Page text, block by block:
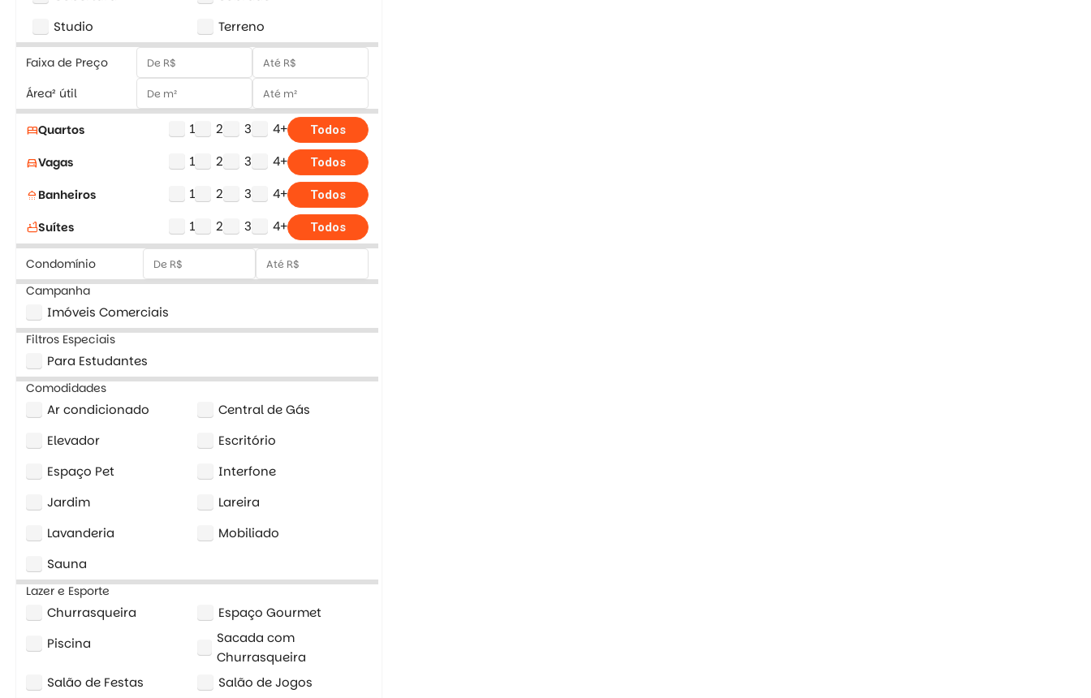
Studio
Terreno
Faixa de Preço
Área² útil
bedQuartos 1 2 3 4+ Todos
directions_carVagas 1 2 3 4+ Todos
shower Banheiros 1 2 3 4+ Todos
bathtubSuítes 1 2 3 4+ Todos
Condomínio
Campanha
Imóveis Comerciais
Filtros Especiais
Para Estudantes
Comodidades
Ar condicionado
Central de Gás
Elevador
Escritório
Espaço Pet
Interfone
Jardim
Lareira
Lavanderia
Mobiliado
Sauna
Lazer e Esporte
Churrasqueira
Espaço Gourmet
Piscina
Sacada com
Churrasqueira
Salão de Festas
Salão de Jogos